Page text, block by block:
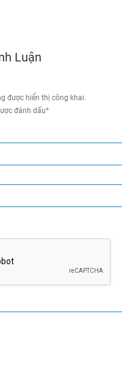
Luận
được hiển thị công khai.
đánh dấu*